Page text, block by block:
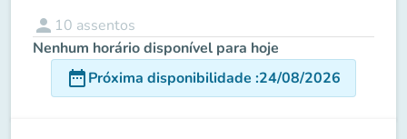
person 10 assentos
Nenhum horário disponível para hoje
date_rangePróxima disponibilidade :24/08/2026